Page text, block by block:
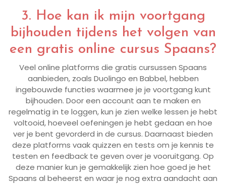
3. Hoe kan ik mijn voortgang
bijhouden tijdens het volgen van
een gratis online cursus Spaans?
Veel online platforms die gratis cursussen Spaans
aanbieden, zoals Duolingo en Babbel, hebben
ingebouwde functies waarmee je je voortgang kunt
bijhouden. Door een account aan te maken en
regelmatig in te loggen, kun je zien welke lessen je hebt
voltooid, hoeveel oefeningen je hebt gedaan en hoe
ver je bent gevorderd in de cursus. Daarnaast bieden
deze platforms vaak quizzen en tests om je kennis te
testen en feedback te geven over je vooruitgang. Op
deze manier kun je gemakkelijk zien hoe goed je het
Spaans al beheerst en waar je nog extra aandacht aan